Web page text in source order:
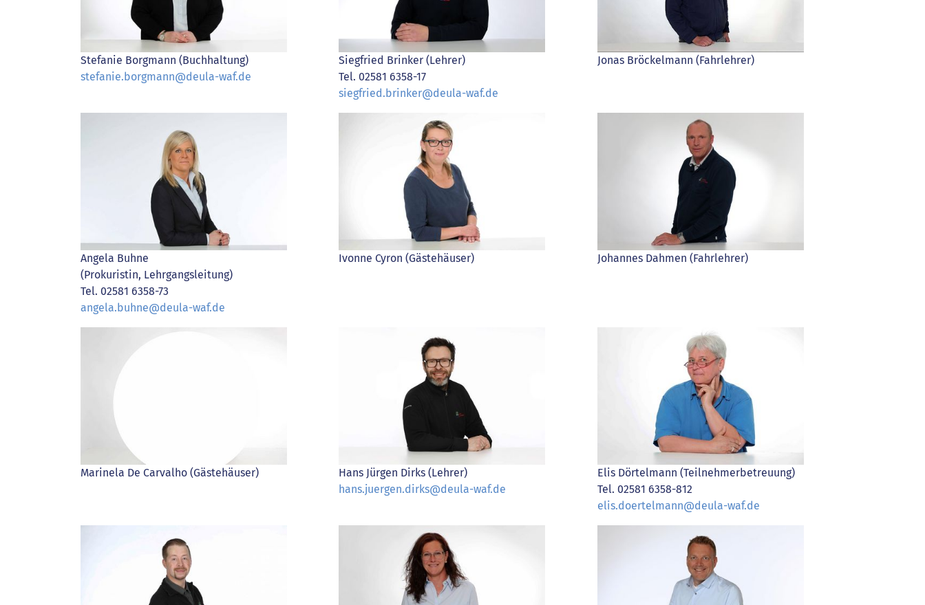
Stefanie Borgmann (Buchhaltung)
stefanie.borgmann@deula-waf.de
Siegfried Brinker (Lehrer)
Tel. 02581 6358-17
siegfried.brinker@deula-waf.de
Jonas Bröckelmann (Fahrlehrer)
Angela Buhne
(Prokuristin, Lehrgangsleitung)
Tel. 02581 6358-73
angela.buhne@deula-waf.de
Ivonne Cyron (Gästehäuser) Johannes Dahmen (Fahrlehrer)
Marinela De Carvalho (Gästehäuser)
Hans Jürgen Dirks (Lehrer)
hans.juergen.dirks@deula-waf.de
Elis Dörtelmann (Teilnehmerbetreuung)
Tel. 02581 6358-812
elis.doertelmann@deula-waf.de